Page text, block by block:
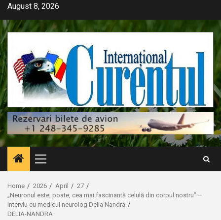
Skip
content
August 8, 2026
Primary
Menu
Home 2026 April
27
„Neuronul este, poate, cea mai fascinantă celulă din corpul nostru” –
Interviu cu medicul neurolog Delia Nandra
DELIA-NANDRA